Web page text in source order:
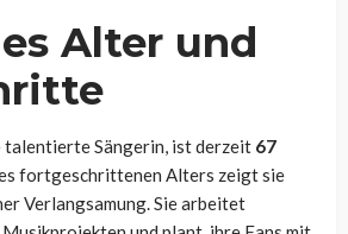
Alter und
talentierte Sängerin, ist derzeit 67
fortgeschrittenen Alters zeigt sie
Verlangsamung. Sie arbeitet